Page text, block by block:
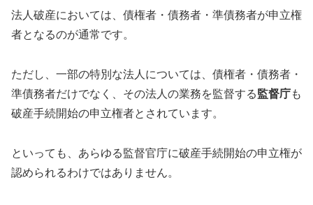
法人破産においては、債権者・債務者・準債務者が申立権
者となるのが通常です。
ただし、一部の特別な法人については、債権者・債務者・
準債務者だけでなく、その法人の業務を監督する監督庁も
破産手続開始の申立権者とされています。
といっても、あらゆる監督官庁に破産手続開始の申立権が
認められるわけではありません。